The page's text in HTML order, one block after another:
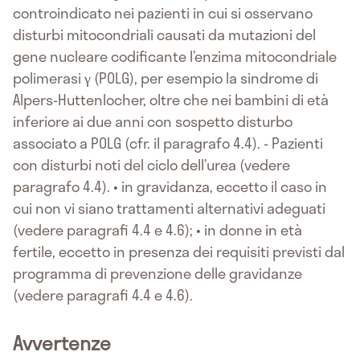
controindicato nei pazienti in cui si osservano
disturbi mitocondriali causati da mutazioni del
gene nucleare codificante l’enzima mitocondriale
polimerasi γ (POLG), per esempio la sindrome di
Alpers-Huttenlocher, oltre che nei bambini di età
inferiore ai due anni con sospetto disturbo
associato a POLG (cfr. il paragrafo 4.4). - Pazienti
con disturbi noti del ciclo dell’urea (vedere
paragrafo 4.4). • in gravidanza, eccetto il caso in
cui non vi siano trattamenti alternativi adeguati
(vedere paragrafi 4.4 e 4.6); • in donne in età
fertile, eccetto in presenza dei requisiti previsti dal
programma di prevenzione delle gravidanze
(vedere paragrafi 4.4 e 4.6).
Avvertenze